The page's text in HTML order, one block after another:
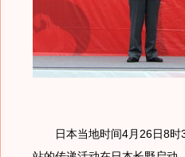
日本当地时间4月26日8时